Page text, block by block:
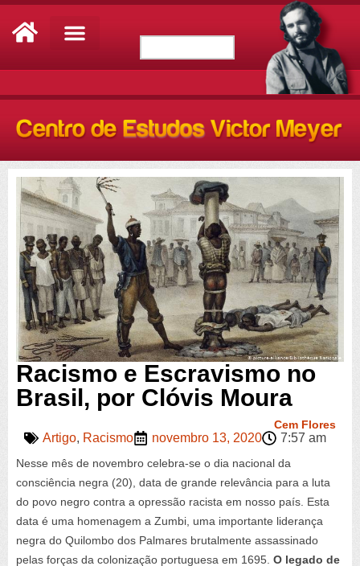
Racismo e Escravismo no
Brasil, por Clóvis Moura
Cem Flores
Artigo, Racismo novembro 13, 2020 7:57 am
Nesse mês de novembro celebra-se o dia nacional da
consciência negra (20), data de grande relevância para a luta
do povo negro contra a opressão racista em nosso país. Esta
data é uma homenagem a Zumbi, uma importante liderança
negra do Quilombo dos Palmares brutalmente assassinado
pelas forças da colonização portuguesa em 1695. O legado de